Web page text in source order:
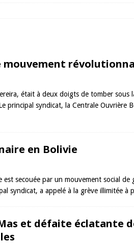
mouvement
était à deux doigts de tomber sous
principal syndicat, la Centrale Ouvrière
en Bolivie
est secouée par un mouvement social
syndicat, a appelé à la grève illimitée à
et défaite éclatante